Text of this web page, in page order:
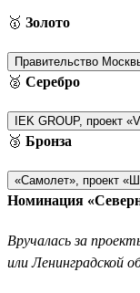
🥇 Золото
Правительство
🥈 Серебро
IEK GROUP, проект
🥉 Бронза
«Самолет», проект
Номинация
Вручалась за
или Ленинградской